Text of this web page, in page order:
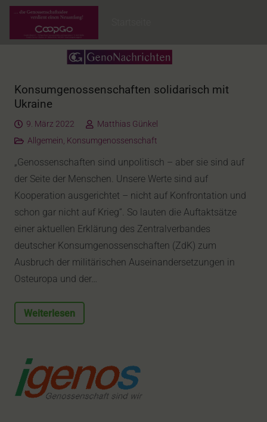
Konsumgenossenschaften solidarisch mit
Ukraine
9. März 2022
Matthias Günkel
Allgemein, Konsumgenossenschaft
„Genossenschaften sind unpolitisch – aber sie sind auf
der Seite der Menschen. Unsere Werte sind auf
Kooperation ausgerichtet – nicht auf Konfrontation und
schon gar nicht auf Krieg“. So lauten die Auftaktsätze
einer aktuellen Erklärung des Zentralverbandes
deutscher Konsumgenossenschaften (ZdK) zum
Ausbruch der militärischen Auseinandersetzungen in
Osteuropa und der…
Weiterlesen